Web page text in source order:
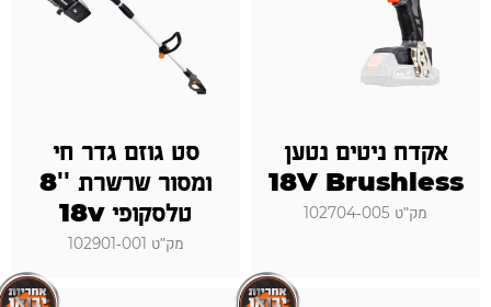
אקדח ניטים נטען
18V Brushless
מק"ט 102704-005
סט גוזם גדר חי
ומסור שרשרת ''8
טלסקופי 18v
מק"ט 102901-001